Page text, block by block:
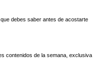
debes saber antes de acostarte
contenidos de la semana, exclusiva